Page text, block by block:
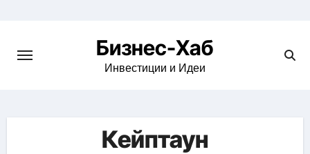
content
Бизнес-Хаб
Инвестиции и Идеи
Кейптаун